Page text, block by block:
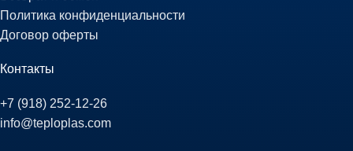
Политика конфиденциальности
Договор оферты
Контакты
+7 (918) 252-12-26
info@teploplas.com